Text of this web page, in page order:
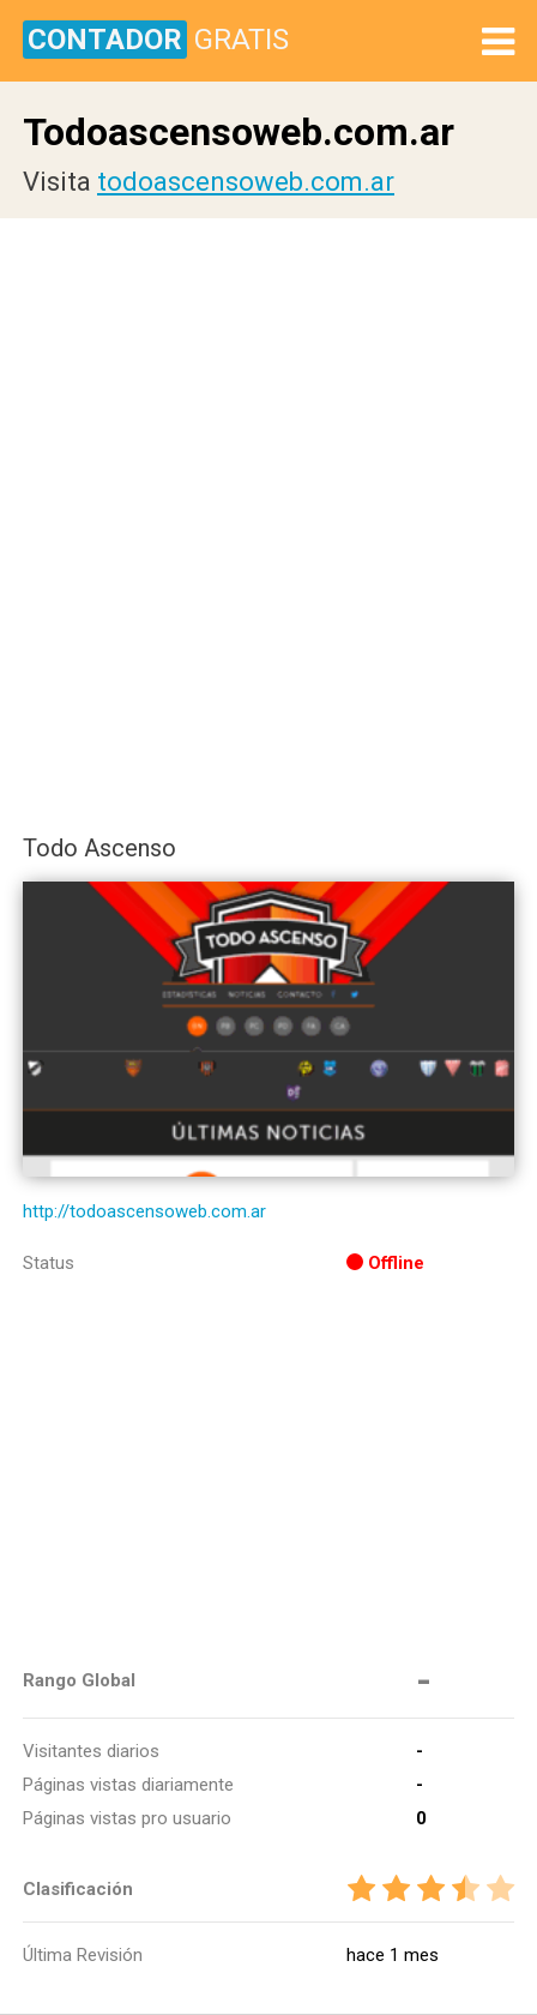
CONTADOR GRATIS
Todoascensoweb.com.ar
Visita todoascensoweb.com.ar
Todo Ascenso
http://todoascensoweb.com.ar
Status Offline
Rango Global -
Visitantes diarios
-
Páginas vistas diariamente
-
Páginas vistas pro usuario
0
Clasificación
Última Revisión hace 1 mes